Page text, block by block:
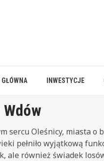
GŁÓWNA INWESTYCJE
Wdów
sercu Oleśnicy, miasta
pełniło wyjątkową
ale również świadek